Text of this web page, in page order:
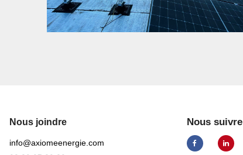
Nous joindre
info@axiomeenergie.com
Nous suivre